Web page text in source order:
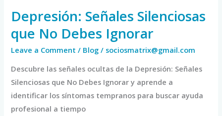
Depresión: Señales Silenciosas
que No Debes Ignorar
Leave a Comment / Blog / sociosmatrix@gmail.com
Descubre las señales ocultas de la Depresión: Señales
Silenciosas que No Debes Ignorar y aprende a
identificar los síntomas tempranos para buscar ayuda
profesional a tiempo